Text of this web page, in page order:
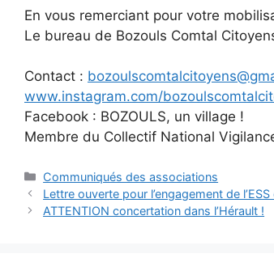
En vous remerciant pour votre
Le bureau de Bozouls Comtal
Contact :
www.instagram.com/
Facebook : BOZOULS, un village !
Membre du Collectif National
Catégories
Communiqués des associations
Lettre ouverte pour l’engagement de
ATTENTION concertation dans l’Hérault !